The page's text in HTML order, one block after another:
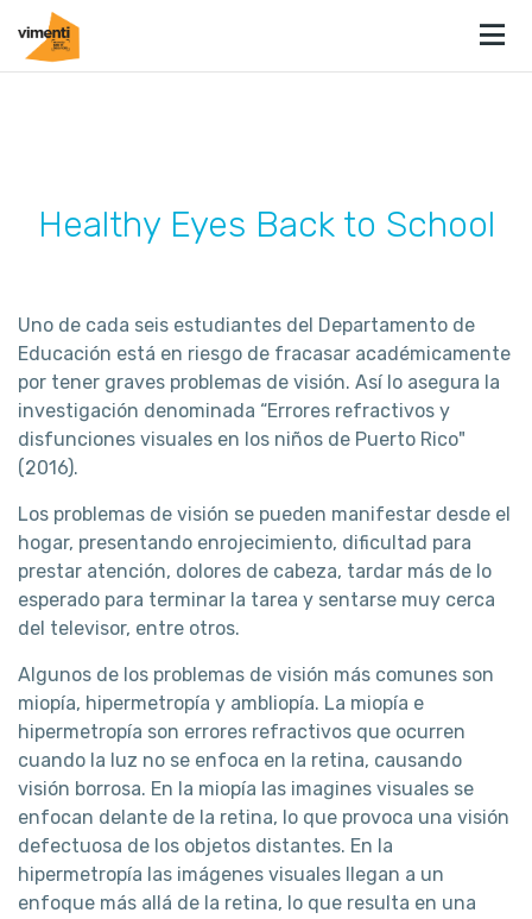
Healthy Eyes Back to School
Uno de cada seis estudiantes del Departamento de
Educación está en riesgo de fracasar académicamente
por tener graves problemas de visión. Así lo asegura la
investigación denominada “Errores refractivos y
disfunciones visuales en los niños de Puerto Rico"
(2016).
Los problemas de visión se pueden manifestar desde el
hogar, presentando enrojecimiento, dificultad para
prestar atención, dolores de cabeza, tardar más de lo
esperado para terminar la tarea y sentarse muy cerca
del televisor, entre otros.
Algunos de los problemas de visión más comunes son
miopía, hipermetropía y ambliopía. La miopía e
hipermetropía son errores refractivos que ocurren
cuando la luz no se enfoca en la retina, causando
visión borrosa. En la miopía las imagines visuales se
enfocan delante de la retina, lo que provoca una visión
defectuosa de los objetos distantes. En la
hipermetropía las imágenes visuales llegan a un
enfoque más allá de la retina, lo que resulta en una